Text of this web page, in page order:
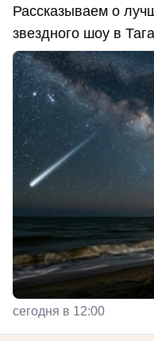
Рассказываем о
звездного шоу в
сегодня в 12:00